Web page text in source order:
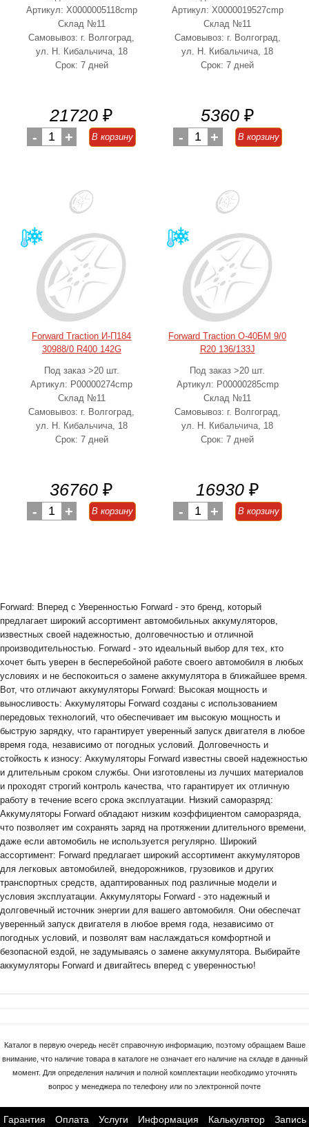
Артикул: Х0000005118cmp
Склад №11
Самовывоз: г. Волгоград,
ул. Н. Кибальчича, 18
Срок: 7 дней
21720 ₽
- 1 + В корзину
Артикул: Х0000019527cmp
Склад №11
Самовывоз: г. Волгоград,
ул. Н. Кибальчича, 18
Срок: 7 дней
5360 ₽
- 1 + В корзину
Forward Traction И-П184
30988/0 R400 142G
Под заказ >20 шт.
Артикул: Р00000274cmp
Склад №11
Самовывоз: г. Волгоград,
ул. Н. Кибальчича, 18
Срок: 7 дней
36760 ₽
- 1 + В корзину
Forward Traction О-40БМ 9/0
R20 136/133J
Под заказ >20 шт.
Артикул: Р00000285cmp
Склад №11
Самовывоз: г. Волгоград,
ул. Н. Кибальчича, 18
Срок: 7 дней
16930 ₽
- 1 + В корзину
Forward: Вперед с Уверенностью Forward - это бренд, который
предлагает широкий ассортимент автомобильных аккумуляторов,
известных своей надежностью, долговечностью и отличной
производительностью. Forward - это идеальный выбор для тех, кто
хочет быть уверен в бесперебойной работе своего автомобиля в любых
условиях и не беспокоиться о замене аккумулятора в ближайшее время.
Вот, что отличают аккумуляторы Forward: Высокая мощность и
выносливость: Аккумуляторы Forward созданы с использованием
передовых технологий, что обеспечивает им высокую мощность и
быструю зарядку, что гарантирует уверенный запуск двигателя в любое
время года, независимо от погодных условий. Долговечность и
стойкость к износу: Аккумуляторы Forward известны своей надежностью
и длительным сроком службы. Они изготовлены из лучших материалов
и проходят строгий контроль качества, что гарантирует их отличную
работу в течение всего срока эксплуатации. Низкий саморазряд:
Аккумуляторы Forward обладают низким коэффициентом саморазряда,
что позволяет им сохранять заряд на протяжении длительного времени,
даже если автомобиль не используется регулярно. Широкий
ассортимент: Forward предлагает широкий ассортимент аккумуляторов
для легковых автомобилей, внедорожников, грузовиков и других
транспортных средств, адаптированных под различные модели и
условия эксплуатации. Аккумуляторы Forward - это надежный и
долговечный источник энергии для вашего автомобиля. Они обеспечат
уверенный запуск двигателя в любое время года, независимо от
погодных условий, и позволят вам наслаждаться комфортной и
безопасной ездой, не задумываясь о замене аккумулятора. Выбирайте
аккумуляторы Forward и двигайтесь вперед с уверенностью!
Каталог в первую очередь несёт справочную информацию, поэтому обращаем Ваше
внимание, что наличие товара в каталоге не означает его наличие на складе в данный
момент. Для определения наличия и полной комплектации необходимо уточнять
вопрос у менеджера по телефону или по электронной почте
Гарантия Оплата Услуги Информация Калькулятор Запись